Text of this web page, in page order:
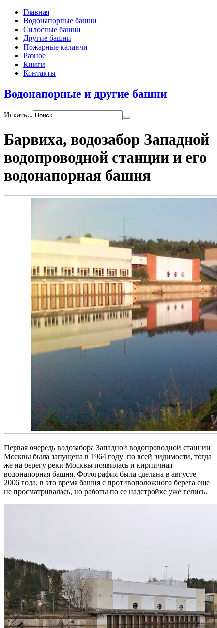
Главная
Водонапорные башни
Силосные башни
Другие башни
Пожарные каланчи
Разное
Книги
Контакты
Водонапорные и другие башни
Искать...
Барвиха, водозабор Западной
водопроводной станции и его
водонапорная башня
Первая очередь водозабора Западной водопроводной станции
Москвы была запущена в 1964 году; по всей видимости, тогда
же на берегу реки Москвы появилась и кирпичная
водонапорная башня. Фотография была сделана в августе
2006 года, в это время башня с противоположного берега еще
не просматривалась, но работы по ее надстройке уже велись.